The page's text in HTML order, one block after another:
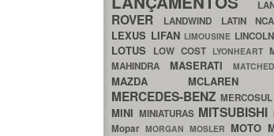
ROVER
LANDWIND LATIN
LEXUS LIFAN LIMOUSINE LINCOLN
LOTUS LOW COST LYONHEART
MAHINDRA MASERATI
MAZDA MCLAREN
MERCEDES-BENZMERCOSUL
MINI MINIATURAS MITSUBISHI
Mopar MORGAN MOSLER MOTO